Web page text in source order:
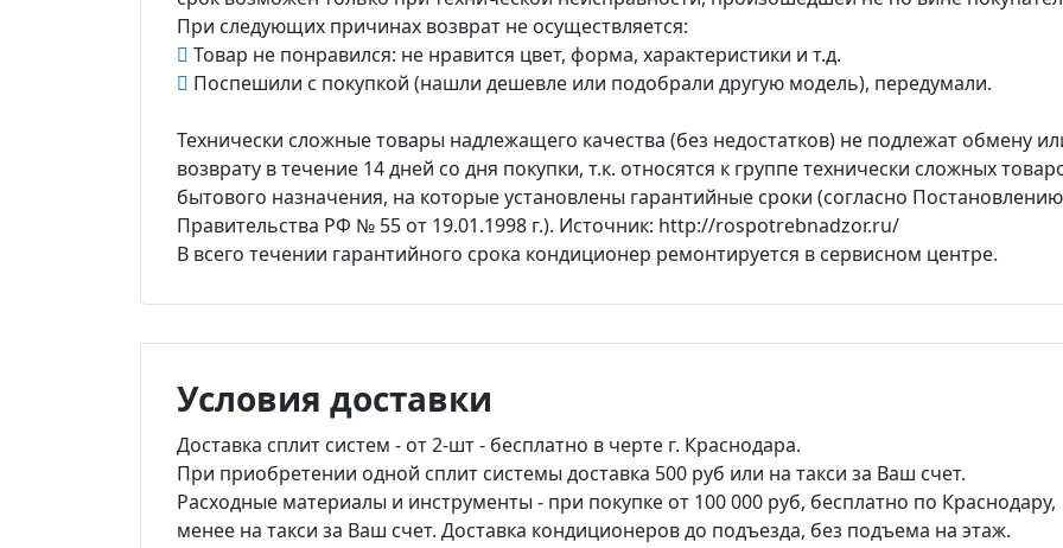
При следующих причинах возврат не осуществляется:
Товар не понравился: не нравится цвет, форма, характеристики и т.д.
Поспешили с покупкой (нашли дешевле или подобрали другую модель), передумали.
Технически сложные товары надлежащего качества (без недостатков) не подлежат обмену
возврату в течение 14 дней со дня покупки, т.к. относятся к группе технически сложных
бытового назначения, на которые установлены гарантийные сроки (согласно Постановлению
Правительства РФ № 55 от 19.01.1998 г.). Источник: http://rospotrebnadzor.ru/
В всего течении гарантийного срока кондиционер ремонтируется в сервисном центре.
Условия доставки
Доставка сплит систем - от 2-шт - бесплатно в черте г. Краснодара.
При приобретении одной сплит системы доставка 500 руб или на такси за Ваш счет.
Расходные материалы и инструменты - при покупке от 100 000 руб, бесплатно по Краснодару,
менее на такси за Ваш счет. Доставка кондиционеров до подъезда, без подъема на этаж.